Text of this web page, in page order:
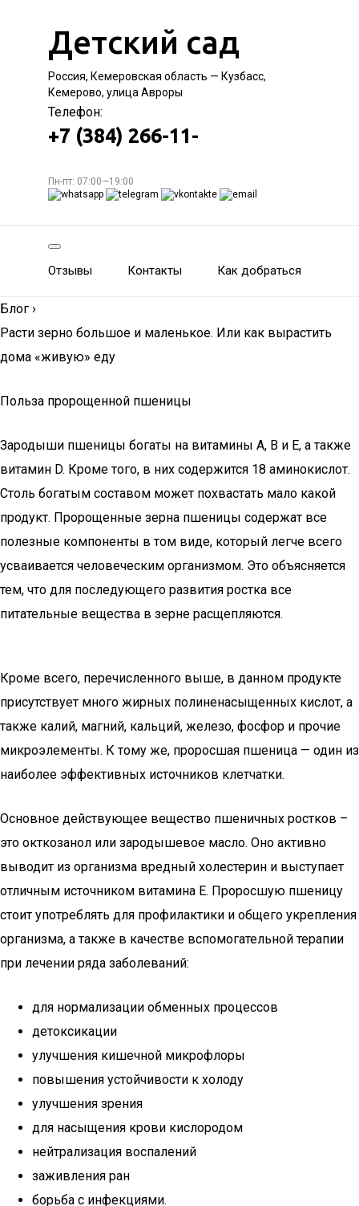
Детский сад
Россия, Кемеровская область — Кузбасс,
Кемерово, улица Авроры
Телефон:
+7 (384) 266-11-
Пн-пт: 07:00—19:00
Отзывы Контакты Как добраться
Блог ›
Расти зерно большое и маленькое. Или как вырастить
дома «живую» еду
Польза пророщенной пшеницы
Зародыши пшеницы богаты на витамины А, В и Е, а также
витамин D. Кроме того, в них содержится 18 аминокислот.
Столь богатым составом может похвастать мало какой
продукт. Пророщенные зерна пшеницы содержат все
полезные компоненты в том виде, который легче всего
усваивается человеческим организмом. Это объясняется
тем, что для последующего развития ростка все
питательные вещества в зерне расщепляются.
Кроме всего, перечисленного выше, в данном продукте
присутствует много жирных полиненасыщенных кислот, а
также калий, магний, кальций, железо, фосфор и прочие
микроэлементы. К тому же, проросшая пшеница — один из
наиболее эффективных источников клетчатки.
Основное действующее вещество пшеничных ростков –
это окткозанол или зародышевое масло. Оно активно
выводит из организма вредный холестерин и выступает
отличным источником витамина Е. Проросшую пшеницу
стоит употреблять для профилактики и общего укрепления
организма, а также в качестве вспомогательной терапии
при лечении ряда заболеваний:
для нормализации обменных процессов
детоксикации
улучшения кишечной микрофлоры
повышения устойчивости к холоду
улучшения зрения
для насыщения крови кислородом
нейтрализация воспалений
заживления ран
борьба с инфекциями.